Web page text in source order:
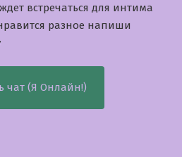
встречаться для интима
разное напиши
чат (Я Онлайн!)